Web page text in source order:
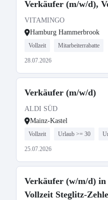
Verkäufer (m/w/d),
VITAMINGO
Hamburg Hammerbrook
Vollzeit Mitarbeiterrabatte
28.07.2026
Verkäufer (m/w/d)
ALDI SÜD
Mainz-Kastel
Vollzeit Urlaub >= 30
25.07.2026
Verkäufer (w/m/d) in
Vollzeit Steglitz-